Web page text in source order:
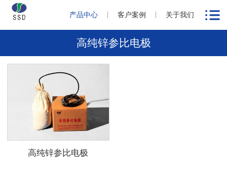
产品中心 客户案例 关于我们
高纯锌参比电极
高纯锌参比电极